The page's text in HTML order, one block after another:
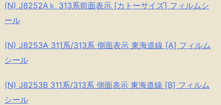
(N) J8252Aｋ 313系前面表示 [カトーサイズ] フィルムシ
ール
(N) J8253A 311系/313系 側面表示 東海道線 [A] フィルム
シール
(N) J8253B 311系/313系 側面表示 東海道線 [B] フィルム
シール